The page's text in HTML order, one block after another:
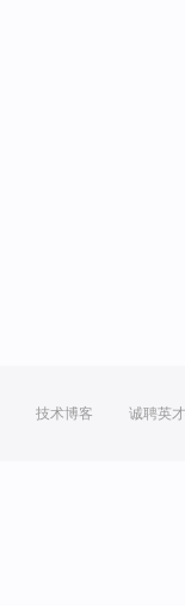
技术博客 诚聘英才